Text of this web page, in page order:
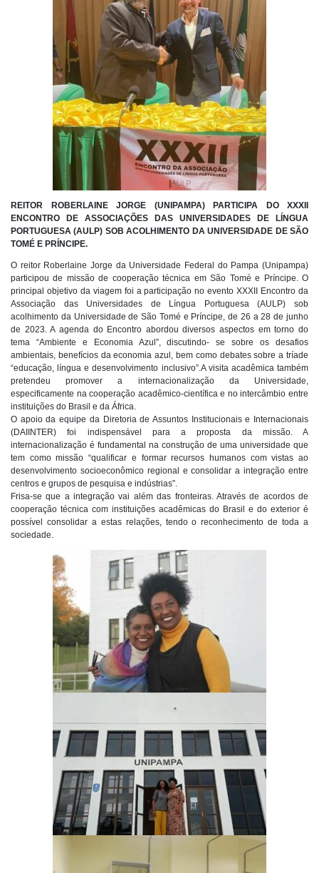
REITOR ROBERLAINE JORGE (UNIPAMPA) PARTICIPA DO XXXII
ENCONTRO DE ASSOCIAÇÕES DAS UNIVERSIDADES DE LÍNGUA
PORTUGUESA (AULP) SOB ACOLHIMENTO DA UNIVERSIDADE DE SÃO
TOMÉ E PRÍNCIPE.
O reitor Roberlaine Jorge da Universidade Federal do Pampa (Unipampa)
participou de missão de cooperação técnica em São Tomé e Príncipe. O
principal objetivo da viagem foi a participação no evento XXXII Encontro da
Associação das Universidades de Língua Portuguesa (AULP) sob
acolhimento da Universidade de São Tomé e Príncipe, de 26 a 28 de junho
de 2023. A agenda do Encontro abordou diversos aspectos em torno do
tema “Ambiente e Economia Azul”, discutindo- se sobre os desafios
ambientais, benefícios da economia azul, bem como debates sobre a tríade
“educação, língua e desenvolvimento inclusivo”.A visita acadêmica também
pretendeu promover a internacionalização da Universidade,
especificamente na cooperação acadêmico-científica e no intercâmbio entre
instituições do Brasil e da África.
O apoio da equipe da Diretoria de Assuntos Institucionais e Internacionais
(DAIINTER) foi indispensável para a proposta da missão. A
internacionalização é fundamental na construção de uma universidade que
tem como missão “qualificar e formar recursos humanos com vistas ao
desenvolvimento socioeconômico regional e consolidar a integração entre
centros e grupos de pesquisa e indústrias”.
Frisa-se que a integração vai além das fronteiras. Através de acordos de
cooperação técnica com instituições acadêmicas do Brasil e do exterior é
possível consolidar a estas relações, tendo o reconhecimento de toda a
sociedade.